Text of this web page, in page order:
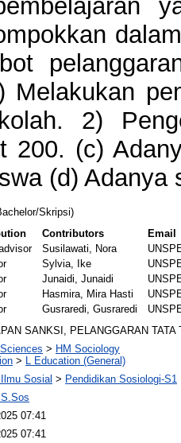
Melakukan
2)
200. (c)
(d)
Skripsi)
Contributors
Email
Susilawati, Nora
Sylvia, Ike
Junaidi, Junaidi
Hasmira, Mira Hasti
Gusraredi, Gusraredi
SANKSI, PELANGGARAN TATA
> HM Sociology
> L Education (General)
Sosial > Pendidikan Sosiologi-S1
07:41
07:41